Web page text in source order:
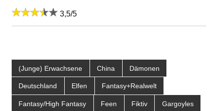
3,5/5
(Junge) Erwachsene China Dämonen
Deutschland Elfen Fantasy+Realwelt
Fantasy/High Fantasy Feen Fiktiv Gargoyles